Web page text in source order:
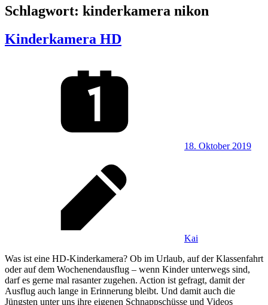
Schlagwort: kinderkamera nikon
Kinderkamera HD
18. Oktober 2019
Kai
Was ist eine HD-Kinderkamera? Ob im Urlaub, auf der Klassenfahrt
oder auf dem Wochenendausflug – wenn Kinder unterwegs sind,
darf es gerne mal rasanter zugehen. Action ist gefragt, damit der
Ausflug auch lange in Erinnerung bleibt. Und damit auch die
Jüngsten unter uns ihre eigenen Schnappschüsse und Videos